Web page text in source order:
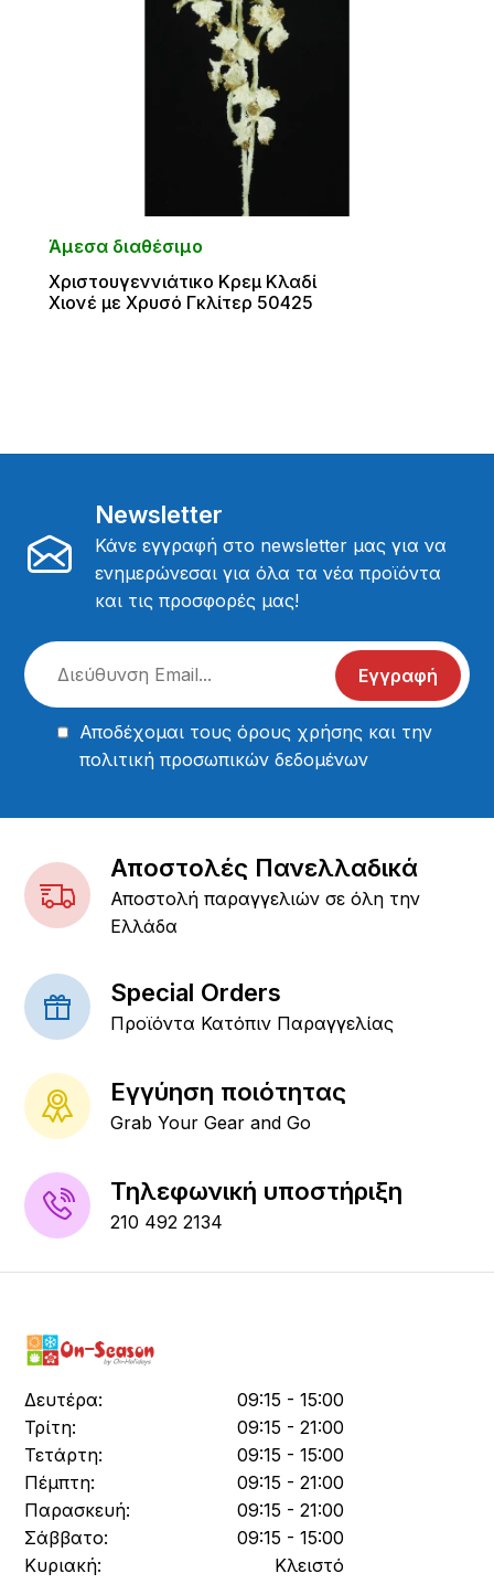
Άμεσα διαθέσιμο
Χριστουγεννιάτικο Κρεμ Κλαδί
Χιονέ με Χρυσό Γκλίτερ 50425
Newsletter
Κάνε εγγραφή στο newsletter μας για να
ενημερώνεσαι για όλα τα νέα προϊόντα
και τις προσφορές μας!
Εγγραφή
Αποδέχομαι τουςόρους χρήσης και την
πολιτική προσωπικών δεδομένων
Αποστολές Πανελλαδικά
Αποστολή παραγγελιών σε όλη την
Ελλάδα
Special Orders
Προϊόντα Κατόπιν Παραγγελίας
Εγγύηση ποιότητας
Grab Your Gear and Go
Τηλεφωνική υποστήριξη
210 492 2134
Δευτέρα:
09:15 - 15:00
Τρίτη:
09:15 - 21:00
Τετάρτη:
09:15 - 15:00
Πέμπτη:
09:15 - 21:00
Παρασκευή:
09:15 - 21:00
Σάββατο:
09:15 - 15:00
Κυριακή:
Κλειστό